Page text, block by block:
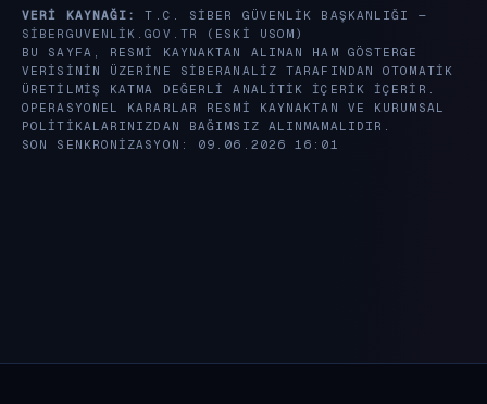
VERI KAYNAĞI:
T.C. SIBER GÜVENLIK BAŞKANLIĞI —
SIBERGUVENLIK.GOV.TR
(ESKI USOM)
BU SAYFA, RESMI KAYNAKTAN ALINAN HAM GÖSTERGE
VERISININ ÜZERINE SIBERANALIZ TARAFINDAN OTOMATIK
ÜRETILMIŞ KATMA DEĞERLI ANALITIK IÇERIK IÇERIR.
OPERASYONEL KARARLAR RESMI KAYNAKTAN VE KURUMSAL
POLITIKALARINIZDAN BAĞIMSIZ ALINMAMALIDIR.
SON SENKRONIZASYON: 09.06.2026 16:01